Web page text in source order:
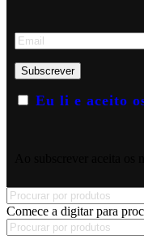
Eu li e aceito
Comece a digitar para